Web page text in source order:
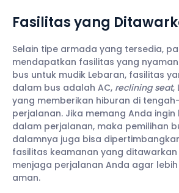
Fasilitas yang
Selain tipe armada yang tersedia,
mendapatkan fasilitas yang
bus untuk mudik Lebaran, fasilitas
dalam bus adalah AC, reclining seat,
yang memberikan hiburan di
perjalanan. Jika memang Anda ingin
dalam perjalanan, maka pemilihan
dalamnya juga bisa
fasilitas keamanan yang
menjaga perjalanan Anda agar
aman.